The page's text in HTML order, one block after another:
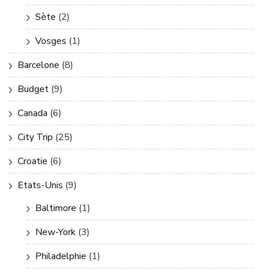
Sète (2)
Vosges (1)
Barcelone (8)
Budget (9)
Canada (6)
City Trip (25)
Croatie (6)
Etats-Unis (9)
Baltimore (1)
New-York (3)
Philadelphie (1)